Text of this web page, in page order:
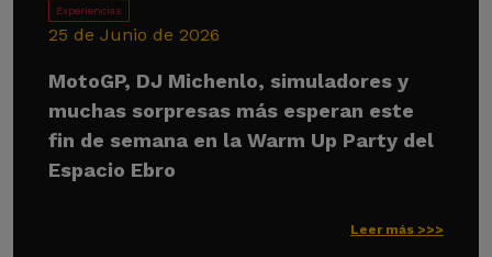
Experiencias
25 de Junio de 2026
MotoGP, DJ Michenlo, simuladores y
muchas sorpresas más esperan este
fin de semana en la Warm Up Party del
Espacio Ebro
Leer más >>>